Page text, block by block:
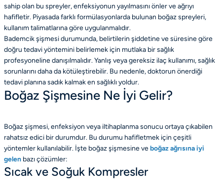
sahip olan bu spreyler, enfeksiyonun yayılmasını önler ve ağrıyı
hafifletir. Piyasada farklı formülasyonlarda bulunan boğaz spreyleri,
kullanım talimatlarına göre uygulanmalıdır.
Bademcik şişmesi durumunda, belirtilerin şiddetine ve süresine göre
doğru tedavi yöntemini belirlemek için mutlaka bir sağlık
profesyoneline danışılmalıdır. Yanlış veya gereksiz ilaç kullanımı, sağlık
sorunlarını daha da kötüleştirebilir. Bu nedenle, doktorun önerdiği
tedavi planına sadık kalmak en sağlıklı yoldur.
Boğaz Şişmesine Ne İyi Gelir?
Boğaz şişmesi, enfeksiyon veya iltihaplanma sonucu ortaya çıkabilen
rahatsız edici bir durumdur. Bu durumu hafifletmek için çeşitli
yöntemler kullanılabilir. İşte boğaz şişmesine veboğaz ağrısına iyi
gelen bazı çözümler:
Sıcak ve Soğuk Kompresler